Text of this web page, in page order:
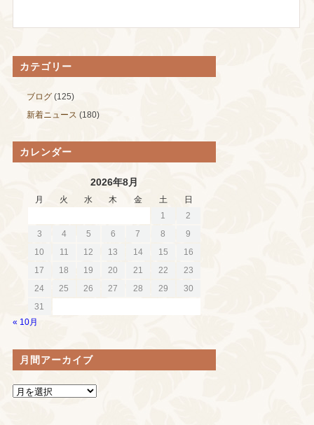
カテゴリー
ブログ(125)
新着ニュース (180)
カレンダー
2026年8月
月 火 水 木 金 土
日
1
2
3
4 5 6 7 8
9
10
11 12 13 14 15
16
17
18 19 20 21 22
23
24
25 26 27 28 29
30
31
« 10月
月間アーカイブ